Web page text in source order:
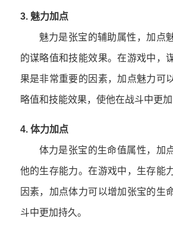
3. 魅力加点
魅力是张宝的辅助属性，加点
的谋略值和技能效果。在游戏中，
果是非常重要的因素，加点魅力可
略值和技能效果，使他在战斗中更加
4. 体力加点
体力是张宝的生命值属性，加
他的生存能力。在游戏中，生存能
因素，加点体力可以增加张宝的生
斗中更加持久。